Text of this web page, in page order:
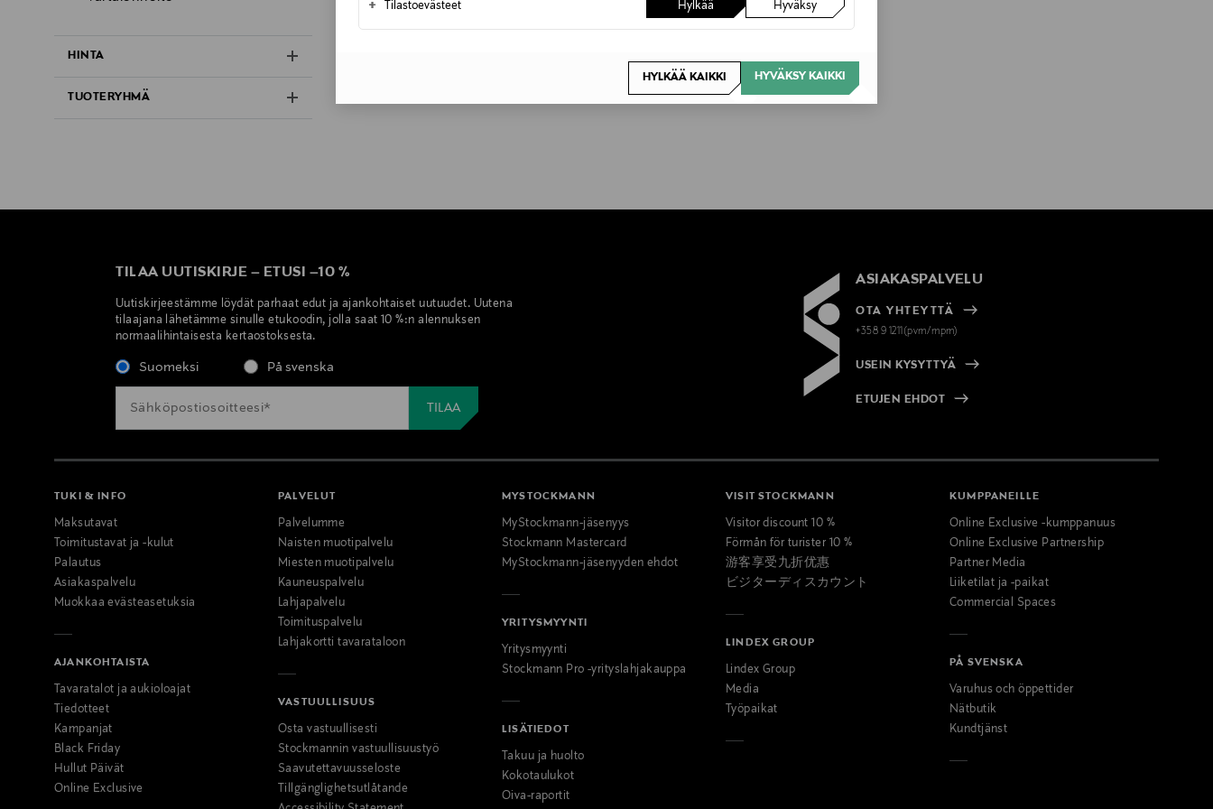
+ Tilastoevästeet Hylkää Hyväksy
HYLKÄÄ KAIKKI HYVÄKSY KAIKKI
HINTA
TUOTERYHMÄ
TILAA UUTISKIRJE – ETUSI –10 %
Uutiskirjeestämme löydät parhaat edut ja ajankohtaiset uutuudet. Uutena
tilaajana lähetämme sinulle etukoodin, jolla saat 10 %:n alennuksen
normaalihintaisesta kertaostoksesta.
Suomeksi På svenska
ASIAKASPALVELU
OTA YHTEYTTÄ
+358 9 1211(pvm/mpm)
USEIN KYSYTTYÄ
ETUJEN EHDOT
TUKI & INFO
Maksutavat
Toimitustavat ja -kulut
Palautus
Asiakaspalvelu
Muokkaa evästeasetuksia
AJANKOHTAISTA
Tavaratalot ja aukioloajat
Tiedotteet
Kampanjat
Black Friday
Hullut Päivät
Online Exclusive
PALVELUT
Palvelumme
Naisten muotipalvelu
Miesten muotipalvelu
Kauneuspalvelu
Lahjapalvelu
Toimituspalvelu
Lahjakortti tavarataloon
VASTUULLISUUS
Osta vastuullisesti
Stockmannin vastuullisuustyö
Saavutettavuusseloste
Tillgänglighetsutlåtande
MYSTOCKMANN
MyStockmann-jäsenyys
Stockmann Mastercard
MyStockmann-jäsenyyden ehdot
YRITYSMYYNTI
Yritysmyynti
Stockmann Pro -yrityslahjakauppa
LISÄTIEDOT
Takuu ja huolto
Kokotaulukot
Oiva-raportit
VISIT STOCKMANN
Visitor discount 10 %
Förmån för turister 10 %
游客享受九折优惠
ビジターディスカウント
LINDEX GROUP
Lindex Group
Media
Työpaikat
KUMPPANEILLE
Online Exclusive -kumppanuus
Online Exclusive Partnership
Partner Media
Liiketilat ja -paikat
Commercial Spaces
PÅ SVENSKA
Varuhus och öppettider
Nätbutik
Kundtjänst